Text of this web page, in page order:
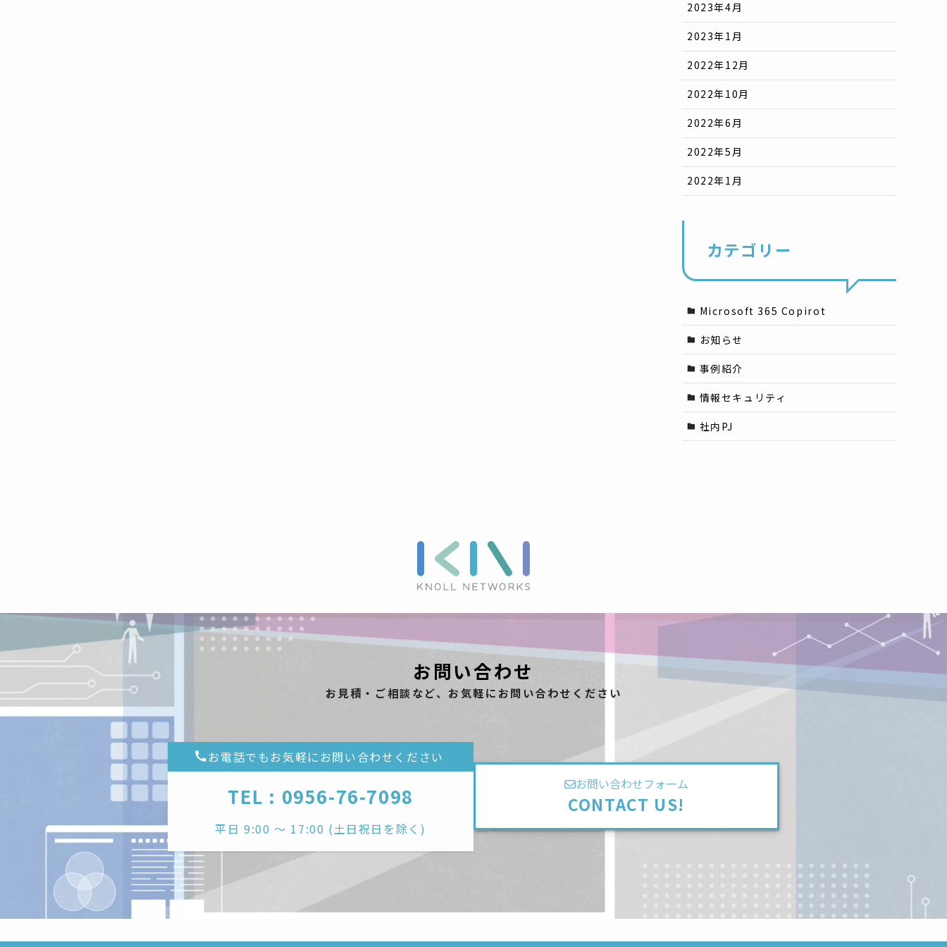
2023年4月
2023年1月
2022年12月
2022年10月
2022年6月
2022年5月
2022年1月
カテゴリー
Microsoft 365 Copirot
お知らせ
事例紹介
情報セキュリティ
社内PJ
お問い合わせ
お見積・ご相談など、お気軽にお問い合わせください
お電話でもお気軽にお問い合わせください
TEL : 0956-76-7098
平日 9:00 〜 17:00 (土日祝日を除く)
お問い合わせフォーム
CONTACT US!